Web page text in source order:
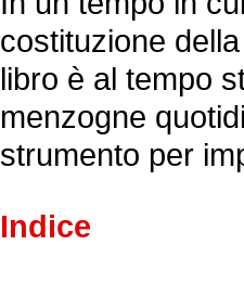
costituzione
libro è al tempo
menzogne
strumento per
Indice